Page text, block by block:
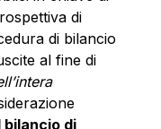
di
di bilancio
al fine di
bilancio di